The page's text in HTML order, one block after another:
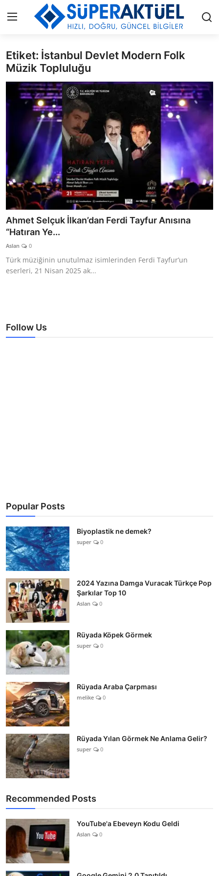
Giriş Kayıt Ol
İLETİŞİM
HAKKIMIZDA
KÜNYE
MODA
İŞ BİRLİĞİ
MÜZİK
TEKNOLOJİ
BİLGİ
TATİL
ÖNEMLİ GÜNLER
Etiket: İstanbul Devlet Modern Folk
Müzik Topluluğu
Ahmet Selçuk İlkan’dan Ferdi Tayfur Anısına
“Hatıran Ye...
Aslan 0
Türk müziğinin unutulmaz isimlerinden Ferdi Tayfur’un
eserleri, 21 Nisan 2025 ak...
Follow Us
Popular Posts
Biyoplastik ne demek?
super 0
2024 Yazına Damga Vuracak Türkçe Pop
Şarkılar Top 10
Aslan 0
Rüyada Köpek Görmek
super 0
Rüyada Araba Çarpması
melike 0
Rüyada Yılan Görmek Ne Anlama Gelir?
super 0
Recommended Posts
YouTube'a Ebeveyn Kodu Geldi
Aslan 0